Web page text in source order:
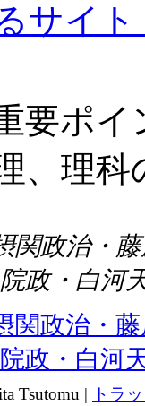
サイ
要ポ
、理
関政治・
政・白河
関政治・
政・白河
Tsutomu | トラ